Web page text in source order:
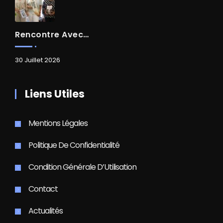
Rencontre Avec Madame Isabelle FAMARO
30 Juillet 2026
Liens Utiles
Mentions Légales
Politique De Confidentialité
Condition Générale D’Utilisation
Contact
Actualités